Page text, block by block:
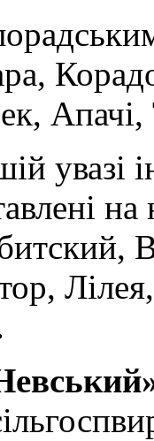
Апачі,
увазі